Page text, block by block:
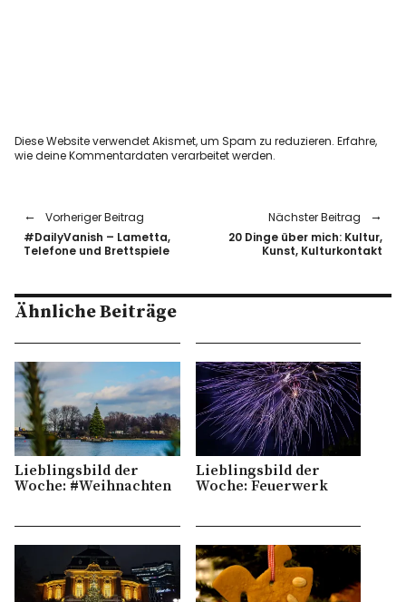
Diese Website verwendet Akismet, um Spam zu reduzieren.Erfahre,
wie deine Kommentardaten verarbeitet werden.
Vorheriger Beitrag
#DailyVanish – Lametta,
Telefone und Brettspiele
Nächster Beitrag
20 Dinge über mich: Kultur,
Kunst, Kulturkontakt
Ähnliche Beiträge
Lieblingsbild der
Woche: #Weihnachten
Lieblingsbild der
Woche: Feuerwerk